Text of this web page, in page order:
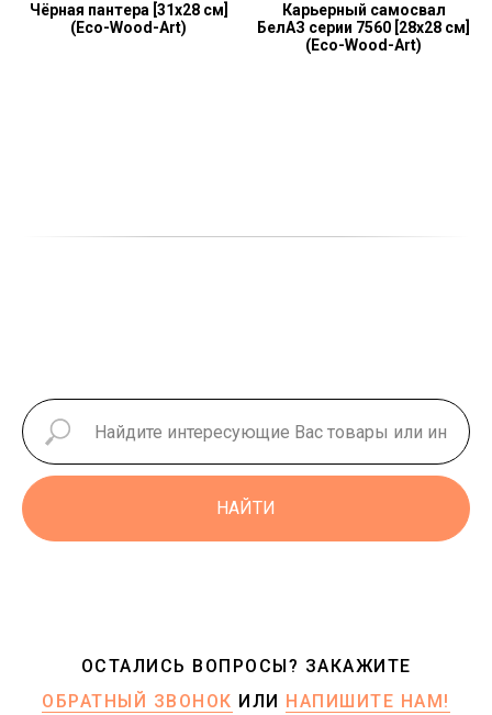
Чёрная пантера [31x28 см]
(Eco-Wood-Art)
Карьерный самосвал
БелАЗ серии 7560 [28x28 см]
(Eco-Wood-Art)
НАЙТИ
ОСТАЛИСЬ ВОПРОСЫ? ЗАКАЖИТЕ
ОБРАТНЫЙ ЗВОНОК ИЛИ НАПИШИТЕ НАМ!